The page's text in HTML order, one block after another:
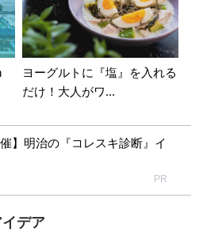
ヨーグルトに『塩』を入れる
だけ！大人がワ...
催】明治の『コレスキ診断』イ
PR
イデア